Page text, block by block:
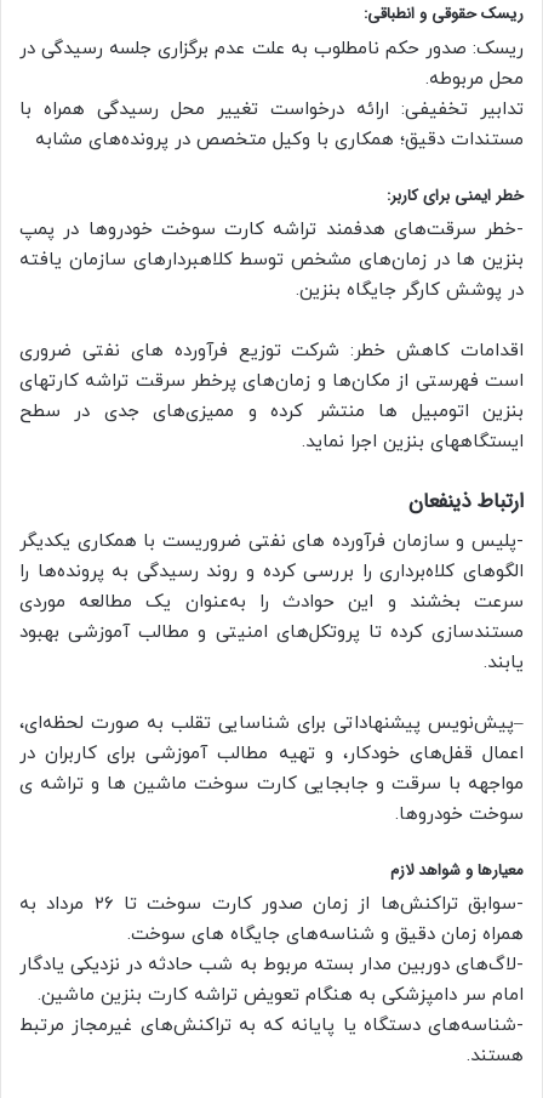
ریسک حقوقی و انطباقی:
ریسک: صدور حکم نامطلوب به علت عدم برگزاری جلسه رسیدگی در
محل مربوطه.
تدابیر تخفیفی: ارائه درخواست تغییر محل رسیدگی همراه با
مستندات دقیق؛ همکاری با وکیل متخصص در پرونده‌های مشابه
خطر ایمنی برای کاربر:
-خطر سرقت‌های هدفمند تراشه کارت سوخت خودروها در پمپ
بنزین ها در زمان‌های مشخص توسط کلاهبردارهای سازمان یافته
در پوشش کارگر جایگاه بنزین.
اقدامات کاهش خطر: شرکت توزیع فرآورده های نفتی ضروری
است فهرستی از مکان‌ها و زمان‌های پرخطر سرقت تراشه کارتهای
بنزین اتومبیل ها منتشر کرده و ممیزی‌های جدی در سطح
ایستگاههای بنزین اجرا نماید.
ارتباط ذینفعان
-پلیس و سازمان فرآورده های نفتی ضروریست با همکاری یکدیگر
الگوهای کلاه‌برداری را بررسی کرده و روند رسیدگی به پرونده‌ها را
سرعت بخشند و این حوادث را به‌عنوان یک مطالعه موردی
مستندسازی کرده تا پروتکل‌های امنیتی و مطالب آموزشی بهبود
یابند.
–پیش‌نویس پیشنهاداتی برای شناسایی تقلب به صورت لحظه‌ای،
اعمال قفل‌های خودکار، و تهیه مطالب آموزشی برای کاربران در
مواجهه با سرقت و جابجایی کارت سوخت ماشین ها و تراشه ی
سوخت خودروها.
معیارها و شواهد لازم
-سوابق تراکنش‌ها از زمان صدور کارت سوخت تا ۲۶ مرداد به
همراه زمان دقیق و شناسه‌های جایگاه های سوخت.
-لاگ‌های دوربین مدار بسته مربوط به شب حادثه در نزدیکی یادگار
امام سر دامپزشکی به هنگام تعویض تراشه کارت بنزین ماشین.
-شناسه‌های دستگاه یا پایانه که به تراکنش‌های غیرمجاز مرتبط
هستند.